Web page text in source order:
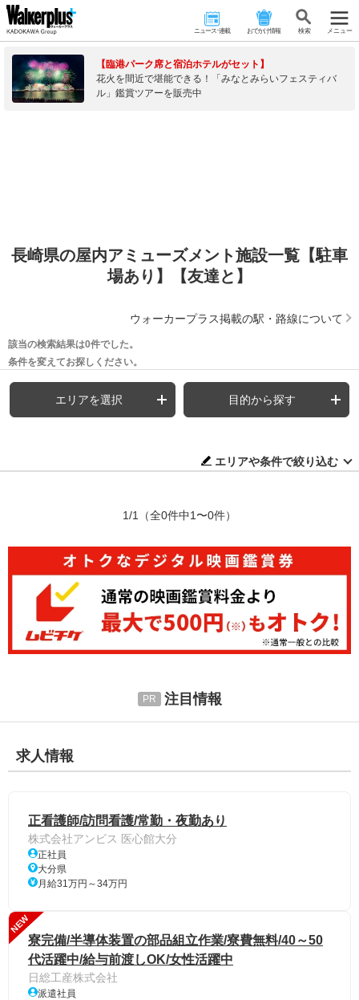
ニュース･連載 おでかけ情報 検 索 メニュー
【臨港パーク席と宿泊ホテルがセット】
花火を間近で堪能できる！「みなとみらいフェスティバ
ル」鑑賞ツアーを販売中
長崎県の屋内アミューズメント施設一覧【駐車
場あり】【友達と】
ウォーカープラス掲載の駅・路線について
該当の検索結果は0件でした。
条件を変えてお探しください。
エリアを選択 目的から探す
エリアや条件で絞り込む
1/1 （全0件中1〜0件）
注目情報
求人情報
正看護師/訪問看護/常勤・夜勤あり
株式会社アンビス 医心館大分
正社員
大分県
月給31万円～34万円
NEW
寮完備/半導体装置の部品組立作業/寮費無料/40～50
代活躍中/給与前渡しOK/女性活躍中
日総工産株式会社
派遣社員